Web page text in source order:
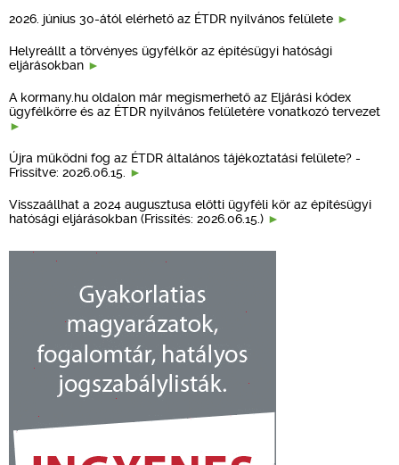
2026. június 30-ától elérhető az ÉTDR nyilvános felülete
Helyreállt a törvényes ügyfélkör az építésügyi hatósági
eljárásokban
A kormany.hu oldalon már megismerhető az Eljárási kódex
ügyfélkörre és az ÉTDR nyilvános felületére vonatkozó tervezet
Újra működni fog az ÉTDR általános tájékoztatási felülete? -
Frissítve: 2026.06.15.
Visszaállhat a 2024 augusztusa előtti ügyféli kör az építésügyi
hatósági eljárásokban (Frissítés: 2026.06.15.)